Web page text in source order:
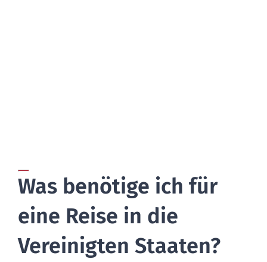
Was benötige ich für
eine Reise in die
Vereinigten Staaten?